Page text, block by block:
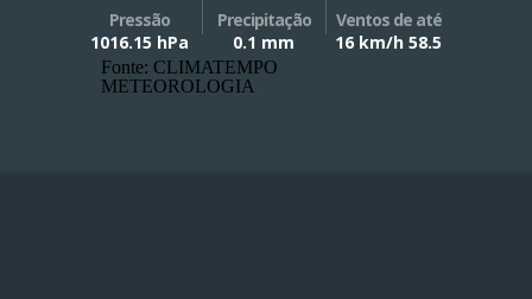
Pressão
1016.15 hPa
Precipitação
0.1 mm
Ventos de até
16 km/h 58.5
Fonte: CLIMATEMPO
METEOROLOGIA